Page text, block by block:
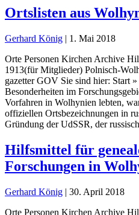
Ortslisten aus
Gerhard König | 1. Mai 2018
Orte Personen Kirchen Archive
1913(für Mitglieder) Polnisch-
gazetter GOV Sie sind hier: Start
Besonderheiten im
Vorfahren in Wolhynien lebten,
offiziellen Ortsbezeichnungen in
Gründung der UdSSR, der
Hilfsmittel für
Forschungen in
Gerhard König | 30. April 2018
Orte Personen Kirchen Archive